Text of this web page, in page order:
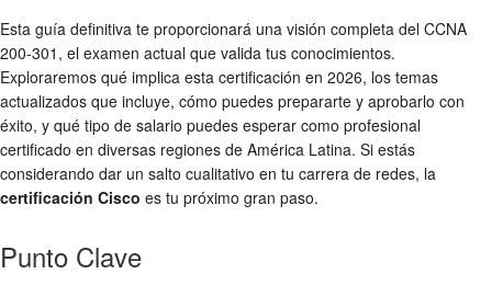
Esta guía definitiva te proporcionará una visión completa del CCNA
200-301, el examen actual que valida tus conocimientos.
Exploraremos qué implica esta certificación en 2026, los temas
actualizados que incluye, cómo puedes prepararte y aprobarlo con
éxito, y qué tipo de salario puedes esperar como profesional
certificado en diversas regiones de América Latina. Si estás
considerando dar un salto cualitativo en tu carrera de redes, la
certificación Cisco es tu próximo gran paso.
Punto Clave